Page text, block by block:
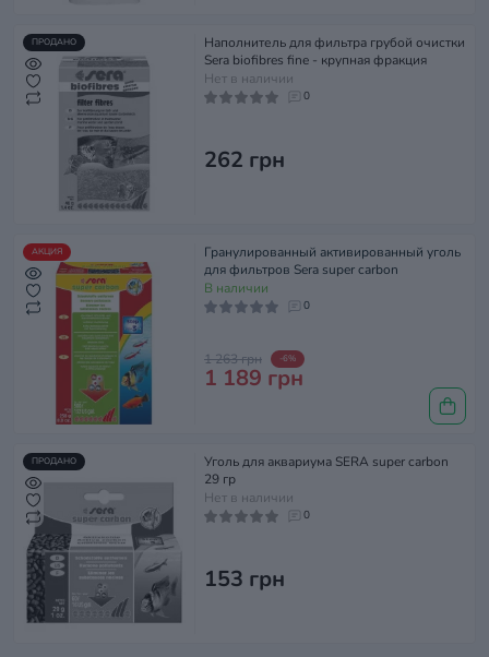
ПРОДАНО
Наполнитель для фильтра грубой очистки
Sera biofibres fine - крупная фракция
Нет в наличии
0
262 грн
АКЦИЯ
Гранулированный активированный уголь
для фильтров Sera super carbon
В наличии
0
1 263 грн -6%
1 189 грн
ПРОДАНО
Уголь для аквариума SERA super carbon
29 гр
Нет в наличии
0
153 грн